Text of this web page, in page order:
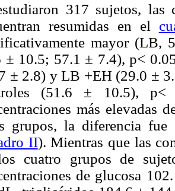
317 sujetos, las
resumidas en el
mayor
± 10.5; 57.1 ± 7.4), p<
± 2.8) y LB +EH (29.0 ±
(51.6 ± 10.5),
más elevadas
grupos, la diferencia fue
II). Mientras que las
cuatro grupos de
de glucosa